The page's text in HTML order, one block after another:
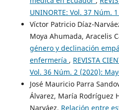
UNINORTE: Vol. 37 Núm.
Víctor Patricio Díaz-
Moya Ahumada, Aracelis
género y declinación
enfermería , REVISTA
Vol. 36 Núm. 2 (2020):
José Mauricio Parra
Álvarez, María Rodríguez
Narváez, Relación entre